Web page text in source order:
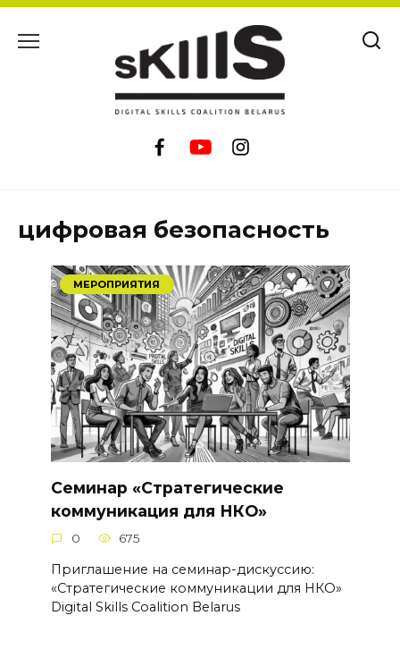
цифровая безопасность
МЕРОПРИЯТИЯ
Семинар «Стратегические
коммуникация для НКО»
0 675
Приглашение на семинар-дискуссию:
«Стратегические коммуникации для НКО»
Digital Skills Coalition Belarus